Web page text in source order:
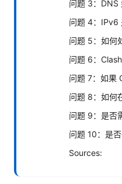
问题 3：DNS
问题 4：IPv6
问题 5：如何
问题 6：
问题 7：如果
问题 8：如何
问题 9：是否
问题 10：是
Sources: